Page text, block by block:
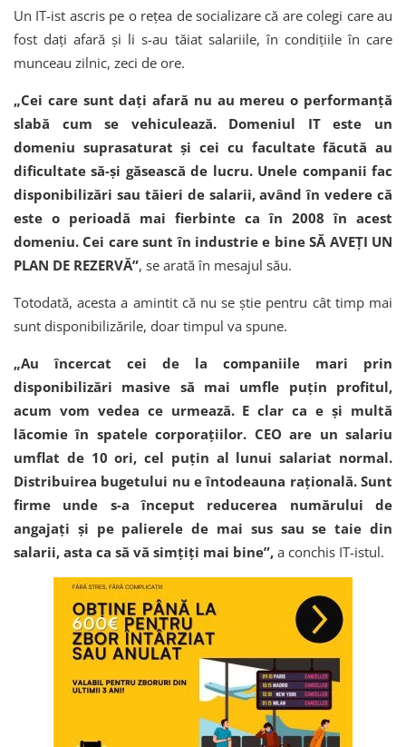
Un IT-ist ascris pe o rețea de socializare că are colegi care au
fost dați afară și li s-au tăiat salariile, în condițiile în care
munceau zilnic, zeci de ore.
„Cei care sunt dați afară nu au mereu o performanță
slabă cum se vehiculează. Domeniul IT este un
domeniu suprasaturat și cei cu facultate făcută au
dificultate să-și găsească de lucru. Unele companii fac
disponibilizări sau tăieri de salarii, având în vedere că
este o perioadă mai fierbinte ca în 2008 în acest
domeniu. Cei care sunt în industrie e bine SĂ AVEȚI UN
PLAN DE REZERVĂ”, se arată în mesajul său.
Totodată, acesta a amintit că nu se știe pentru cât timp mai
sunt disponibilizările, doar timpul va spune.
„Au încercat cei de la companiile mari prin
disponibilizări masive să mai umfle puțin profitul,
acum vom vedea ce urmează. E clar ca e și multă
lăcomie în spatele corporațiilor. CEO are un salariu
umflat de 10 ori, cel puțin al lunui salariat normal.
Distribuirea bugetului nu e întodeauna rațională. Sunt
firme unde s-a început reducerea numărului de
angajați și pe palierele de mai sus sau se taie din
salarii, asta ca să vă simțiți mai bine”, a conchis IT-istul.